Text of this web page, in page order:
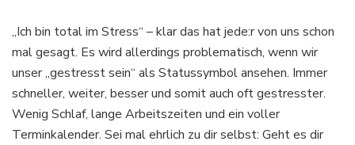
„Ich bin total im Stress“ – klar das hat jede:r von uns schon
mal gesagt. Es wird allerdings problematisch, wenn wir
unser „gestresst sein“ als Statussymbol ansehen. Immer
schneller, weiter, besser und somit auch oft gestresster.
Wenig Schlaf, lange Arbeitszeiten und ein voller
Terminkalender. Sei mal ehrlich zu dir selbst: Geht es dir